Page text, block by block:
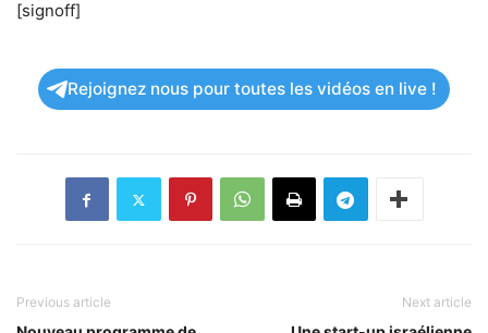
[signoff]
Rejoignez nous pour toutes les vidéos en live !
Previous article Next article